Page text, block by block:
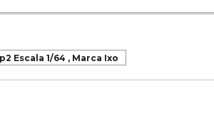
Escala 1/64 , Marca Ixo